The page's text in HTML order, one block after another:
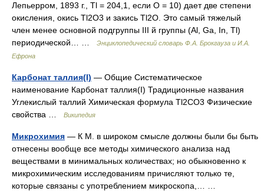
Лепьерром, 1893 г., Tl = 204,1, если О = 10) дает две степени
окисления, окись Tl2О3 и закись Τl2O. Это самый тяжелый
член менее основной подгруппы III й группы (Al, Ga, In, Tl)
периодической… …
Энциклопедический словарь Ф.А. Брокгауза и И.А.
Ефрона
Карбонат таллия(I) — Общие Систематическое
наименование Карбонат таллия(I) Традиционные названия
Углекислый таллий Химическая формула Tl2CO3 Физические
свойства …
Википедия
Микрохимия — К М. в широком смысле должны были бы быть
отнесены вообще все методы химического анализа над
веществами в минимальных количествах; но обыкновенно к
микрохимическим исследованиям причисляют только те,
которые связаны с употреблением микроскопа,… …